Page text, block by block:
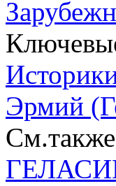
Эрмий